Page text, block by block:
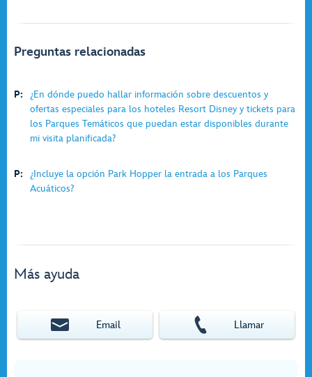
Preguntas relacionadas
P:
¿En dónde puedo hallar información sobre descuentos y
ofertas especiales para los hoteles Resort Disney y tickets para
los Parques Temáticos que puedan estar disponibles durante
mi visita planificada?
P:
¿Incluye la opción Park Hopper la entrada a los Parques
Acuáticos?
Más ayuda
Email Llamar